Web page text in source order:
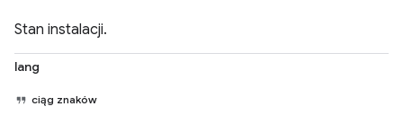
Stan instalacji.
lang
ciąg znaków